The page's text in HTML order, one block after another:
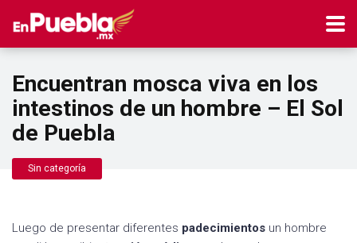
Encuentran mosca viva en los
intestinos de un hombre – El Sol
de Puebla
Sin categoría
Luego de presentar diferentes padecimientos un hombre